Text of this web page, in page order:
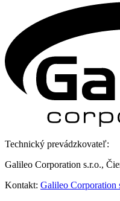
Technický prevádzkovateľ:
Galileo Corporation s.r.o.,
Kontakt: Galileo Corporation